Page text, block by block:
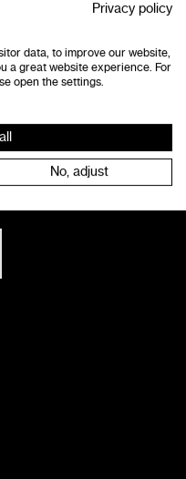
contact
Privacy policy
data, to improve our website,
a great website experience. For
open the settings.
No, adjust